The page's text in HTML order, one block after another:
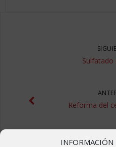
INFORMACIÓN
Sulfatado
Reforma del